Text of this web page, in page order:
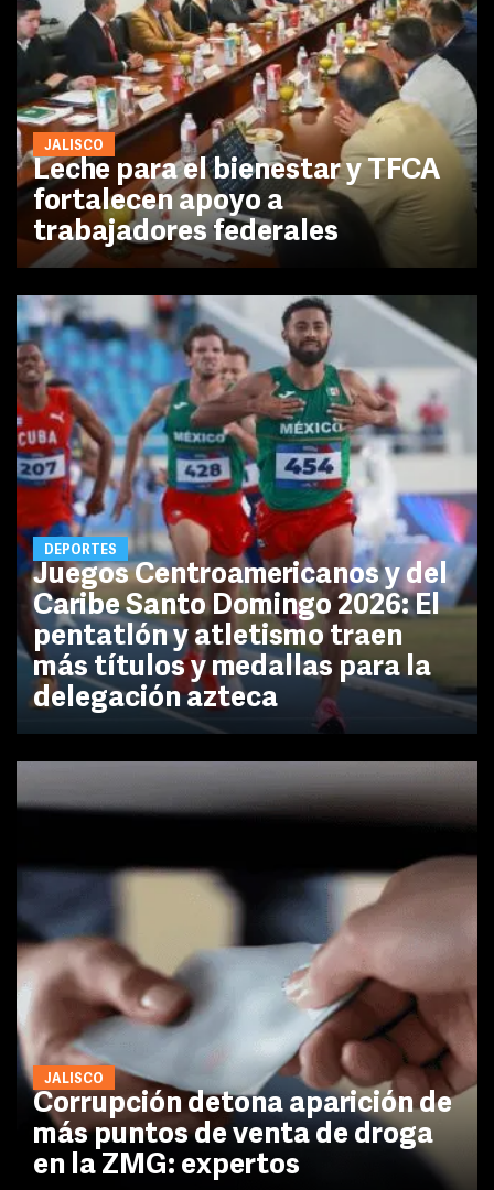
JALISCO
Leche para el bienestar y TFCA
fortalecen apoyo a
trabajadores federales
DEPORTES
Juegos Centroamericanos y del
Caribe Santo Domingo 2026: El
pentatlón y atletismo traen
más títulos y medallas para la
delegación azteca
JALISCO
Corrupción detona aparición de
más puntos de venta de droga
en la ZMG: expertos